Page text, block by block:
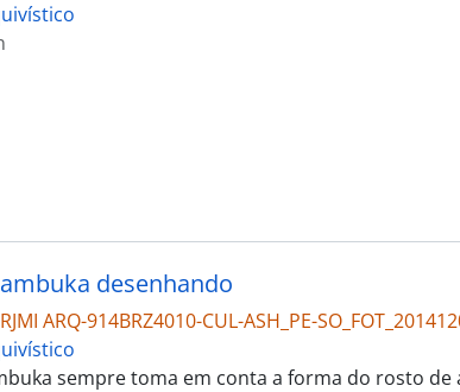
desenhando
ARQ-914BRZ4010-CUL-ASH_PE-
sempre toma em conta a forma do rosto